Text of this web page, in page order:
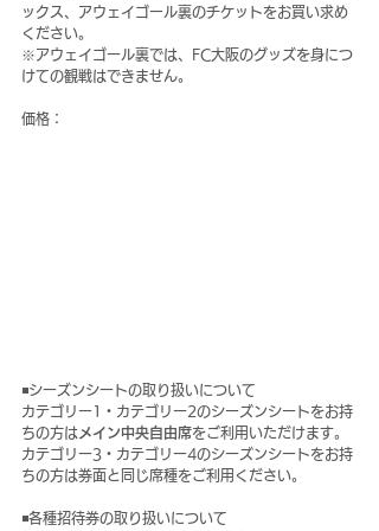
ックス、アウェイゴール裏のチケットをお買い求め
ください。
※アウェイゴール裏では、FC大阪のグッズを身につ
けての観戦はできません。
価格：
◾️シーズンシートの取り扱いについて
カテゴリー1・カテゴリー2のシーズンシートをお持
ちの方は メイン中央自由席をご利用いただけます。
カテゴリー3・カテゴリー4のシーズンシートをお持
ちの方は券面と同じ席種をご利用ください。
◾️各種招待券の取り扱いについて